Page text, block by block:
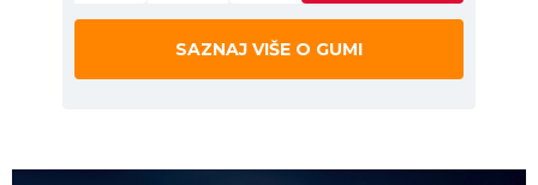
SAZNAJ VIŠE O GUMI